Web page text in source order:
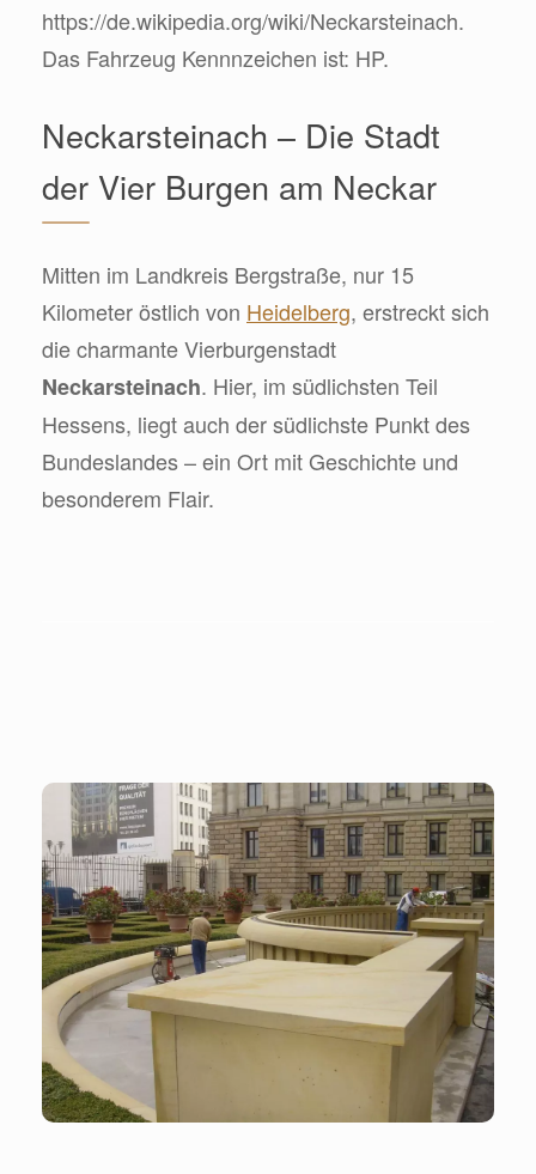
https://de.wikipedia.org/wiki/Neckarsteinach.
Das Fahrzeug Kennnzeichen ist: HP.
Neckarsteinach – Die Stadt
der Vier Burgen am Neckar
Mitten im Landkreis Bergstraße, nur 15
Kilometer östlich von Heidelberg, erstreckt sich
die charmante Vierburgenstadt
Neckarsteinach. Hier, im südlichsten Teil
Hessens, liegt auch der südlichste Punkt des
Bundeslandes – ein Ort mit Geschichte und
besonderem Flair.